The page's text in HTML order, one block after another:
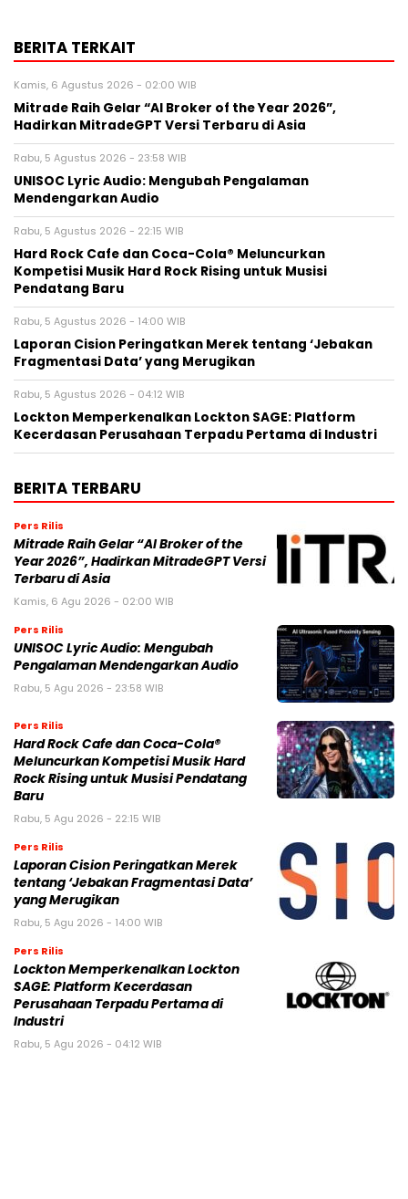
BERITA TERKAIT
Kamis, 6 Agustus 2026 - 02:00 WIB
Mitrade Raih Gelar “AI Broker of the Year 2026”,
Hadirkan MitradeGPT Versi Terbaru di Asia
Rabu, 5 Agustus 2026 - 23:58 WIB
UNISOC Lyric Audio: Mengubah Pengalaman
Mendengarkan Audio
Rabu, 5 Agustus 2026 - 22:15 WIB
Hard Rock Cafe dan Coca-Cola® Meluncurkan
Kompetisi Musik Hard Rock Rising untuk Musisi
Pendatang Baru
Rabu, 5 Agustus 2026 - 14:00 WIB
Laporan Cision Peringatkan Merek tentang ‘Jebakan
Fragmentasi Data’ yang Merugikan
Rabu, 5 Agustus 2026 - 04:12 WIB
Lockton Memperkenalkan Lockton SAGE: Platform
Kecerdasan Perusahaan Terpadu Pertama di Industri
BERITA TERBARU
Pers Rilis
Mitrade Raih Gelar “AI Broker of the
Year 2026”, Hadirkan MitradeGPT Versi
Terbaru di Asia
Kamis, 6 Agu 2026 - 02:00 WIB
Pers Rilis
UNISOC Lyric Audio: Mengubah
Pengalaman Mendengarkan Audio
Rabu, 5 Agu 2026 - 23:58 WIB
Pers Rilis
Hard Rock Cafe dan Coca-Cola®
Meluncurkan Kompetisi Musik Hard
Rock Rising untuk Musisi Pendatang
Baru
Rabu, 5 Agu 2026 - 22:15 WIB
Pers Rilis
Laporan Cision Peringatkan Merek
tentang ‘Jebakan Fragmentasi Data’
yang Merugikan
Rabu, 5 Agu 2026 - 14:00 WIB
Pers Rilis
Lockton Memperkenalkan Lockton
SAGE: Platform Kecerdasan
Perusahaan Terpadu Pertama di
Industri
Rabu, 5 Agu 2026 - 04:12 WIB